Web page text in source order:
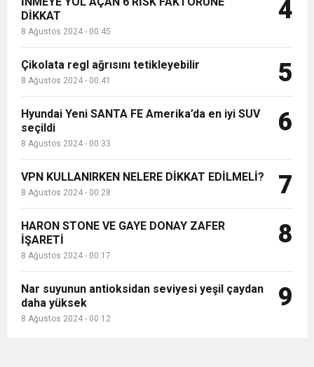
DİKKAT
8 Ağustos 2024 - 00:45
4
Çikolata regl ağrısını tetikleyebilir
8 Ağustos 2024 - 00:41 5
Hyundai Yeni SANTA FE Amerika’da en iyi SUV
seçildi
8 Ağustos 2024 - 00:33
6
VPN KULLANIRKEN NELERE DİKKAT EDİLMELİ?
8 Ağustos 2024 - 00:28 7
HARON STONE VE GAYE DONAY ZAFER
İŞARETİ
8 Ağustos 2024 - 00:17
8
Nar suyunun antioksidan seviyesi yeşil çaydan
daha yüksek
8 Ağustos 2024 - 00:12
9